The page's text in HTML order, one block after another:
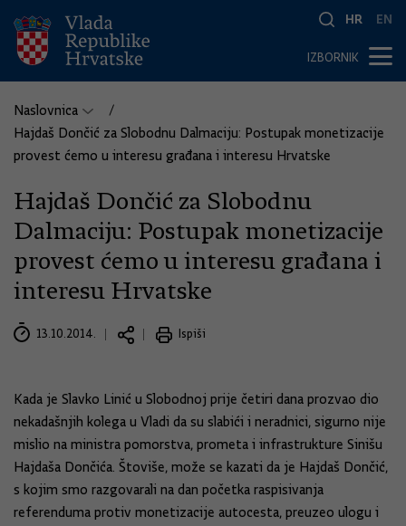
HR EN
IZBORNIK
Naslovnica
Hajdaš Dončić za Slobodnu Dalmaciju: Postupak monetizacije
provest ćemo u interesu građana i interesu Hrvatske
Hajdaš Dončić za Slobodnu
Dalmaciju: Postupak monetizacije
provest ćemo u interesu građana i
interesu Hrvatske
13.10.2014. Ispiši
Kada je Slavko Linić u Slobodnoj prije četiri dana prozvao dio
nekadašnjih kolega u Vladi da su slabići i neradnici, sigurno nije
mislio na ministra pomorstva, prometa i infrastrukture Sinišu
Hajdaša Dončića. Štoviše, može se kazati da je Hajdaš Dončić,
s kojim smo razgovarali na dan početka raspisivanja
referenduma protiv monetizacije autocesta, preuzeo ulogu i